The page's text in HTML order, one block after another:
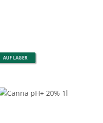
AUF LAGER